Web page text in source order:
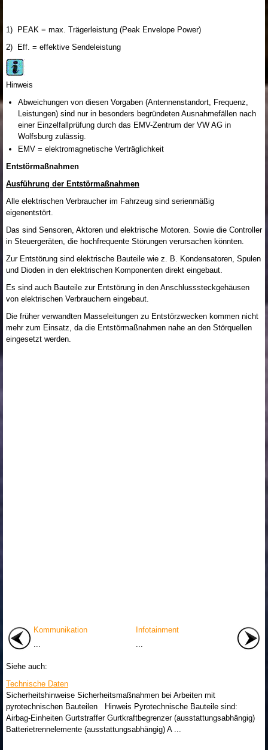
1) PEAK = max. Trägerleistung (Peak Envelope Power)
2) Eff. = effektive Sendeleistung
Hinweis
Abweichungen von diesen Vorgaben (Antennenstandort, Frequenz,
Leistungen) sind nur in besonders begründeten Ausnahmefällen nach
einer Einzelfallprüfung durch das EMV-Zentrum der VW AG in
Wolfsburg zulässig.
EMV = elektromagnetische Verträglichkeit
Entstörmaßnahmen
Ausführung der Entstörmaßnahmen
Alle elektrischen Verbraucher im Fahrzeug sind serienmäßig
eigenentstört.
Das sind Sensoren, Aktoren und elektrische Motoren. Sowie die Controller
in Steuergeräten, die hochfrequente Störungen verursachen könnten.
Zur Entstörung sind elektrische Bauteile wie z. B. Kondensatoren, Spulen
und Dioden in den elektrischen Komponenten direkt eingebaut.
Es sind auch Bauteile zur Entstörung in den Anschlusssteckgehäusen
von elektrischen Verbrauchern eingebaut.
Die früher verwandten Masseleitungen zu Entstörzwecken kommen nicht
mehr zum Einsatz, da die Entstörmaßnahmen nahe an den Störquellen
eingesetzt werden.
Kommunikation
...
Infotainment
...
Siehe auch:
Technische Daten
Sicherheitshinweise Sicherheitsmaßnahmen bei Arbeiten mit
pyrotechnischen Bauteilen Hinweis Pyrotechnische Bauteile sind:
Airbag-Einheiten Gurtstraffer Gurtkraftbegrenzer (ausstattungsabhängig)
Batterietrennelemente (ausstattungsabhängig) A ...